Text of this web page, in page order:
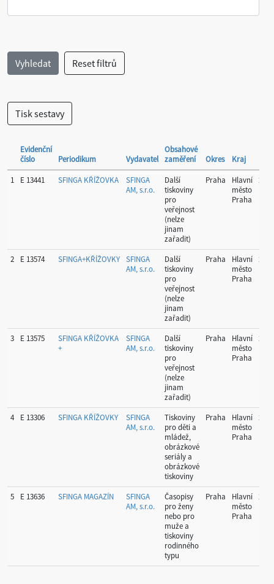
Evidenční
číslo
Periodikum Vydavatel
Obsahové
zaměření
Okres Kraj
1
E 13441 SFINGA KŘÍŽOVKA
SFINGA
AM, s.r.o.
Další
tiskoviny
pro
veřejnost
(nelze
jinam
zařadit)
Praha
Hlavní
město
Praha
26
2 E 13574 SFINGA+KŘÍŽOVKY SFINGA
AM, s.r.o.
Další
tiskoviny
pro
veřejnost
(nelze
jinam
zařadit)
Praha
Hlavní
město
Praha
26
3 E 13575
SFINGA KŘÍŽOVKA
+
SFINGA
AM, s.r.o.
Další
tiskoviny
pro
veřejnost
(nelze
jinam
zařadit)
Praha
Hlavní
město
Praha
26
4 E 13306 SFINGA KŘÍŽOVKY
SFINGA
AM, s.r.o.
Tiskoviny
pro děti a
mládež,
obrázkové
seriály a
obrázkové
tiskoviny
Praha
Hlavní
město
Praha
26
5 E 13636 SFINGA MAGAZÍN
SFINGA
AM, s.r.o.
Časopisy
pro ženy
nebo pro
muže a
tiskoviny
rodinného
typu
Praha
Hlavní
město
Praha
2